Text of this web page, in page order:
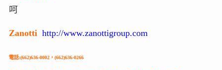
呵
Zanotti http://www.zanottigroup.com
電話:(662)636-0002，(662)636-0266